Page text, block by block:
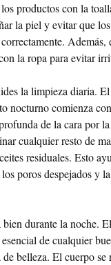
productos con la
la piel y evitar que
Además,
la ropa para evitar
la limpieza diaria.
nocturno comienza
de la cara por
cualquier resto de
residuales. Esto
poros despejados y
bien durante la noche.
de cualquier
belleza. El cuerpo se